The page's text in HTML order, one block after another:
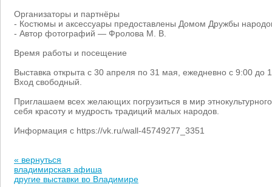
Организаторы и партнёры
- Костюмы и аксессуары предоставлены Домом Дружбы
- Автор фотографий — Фролова М. В.
Время работы и посещение
Выставка открыта с 30 апреля по 31 мая, ежедневно с 9:00 до
Вход свободный.
Приглашаем всех желающих погрузиться в мир
себя красоту и мудрость традиций малых народов.
Информация с https://vk.ru/wall-45749277_3351
« вернуться
владимирская афиша
другие выставки во Владимире